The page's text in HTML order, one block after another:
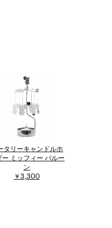
タリーキャンドルホ
ー ミッフィー バルー
ン
￥3,300